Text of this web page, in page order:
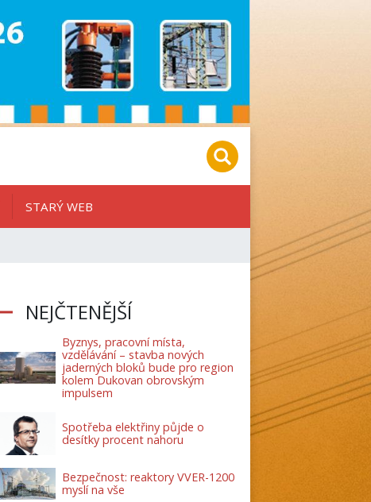
STARÝ WEB
NEJČTENĚJŠÍ
Byznys, pracovní místa,
vzdělávání – stavba nových
jaderných bloků bude pro region
kolem Dukovan obrovským
impulsem
Spotřeba elektřiny půjde o
desítky procent nahoru
Bezpečnost: reaktory VVER-1200
myslí na vše